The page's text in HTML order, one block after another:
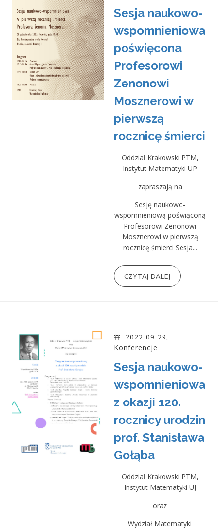
Sesja naukowo-
wspomnieniowa
poświęcona
Profesorowi
Zenonowi
Mosznerowi w
pierwszą
rocznicę śmierci
Oddział Krakowski PTM,
Instytut Matematyki UP
zapraszają na
Sesję naukowo-
wspomnieniową poświąconą
Profesorowi Zenonowi
Mosznerowi w pierwszą
rocznicę śmierci Sesja...
CZYTAJ DALEJ
2022-09-29,
Konferencje
Sesja naukowo-
wspomnieniowa
z okazji 120.
rocznicy urodzin
prof. Stanisława
Gołąba
Oddział Krakowski PTM,
Instytut Matematyki UJ
oraz
Wydział Matematyki